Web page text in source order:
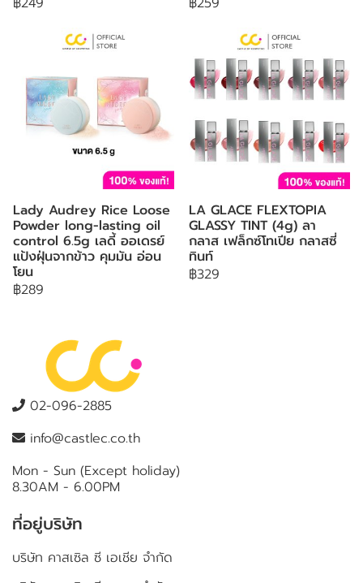
Lady Audrey Rice Loose
Powder long-lasting oil
control 6.5g เลดี้ ออเดรย์
แป้งฝุ่นจากข้าว คุมมัน อ่อน
โยน
฿289
LA GLACE FLEXTOPIA
GLASSY TINT (4g) ลา
กลาส เฟล็กซ์โทเปีย กลาสซี่
ทินท์
฿329
02-096-2885
info@castlec.co.th
Mon - Sun (Except holiday)
8.30AM - 6.00PM
ที่อยู่บริษัท
บริษัท คาสเซิล ซี เอเชีย จำกัด